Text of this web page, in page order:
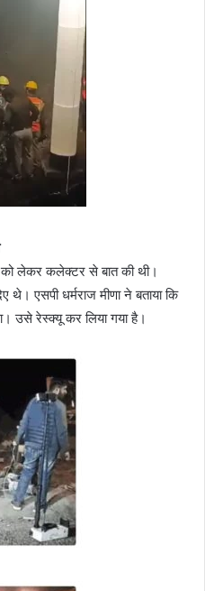
को लेकर कलेक्टर से बात की थी।
थे। एसपी धर्मराज मीणा ने बताया कि
उसे रेस्क्यू कर लिया गया है।